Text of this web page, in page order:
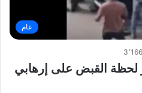
عام
3٬166
لحظة القبض على إرهابي